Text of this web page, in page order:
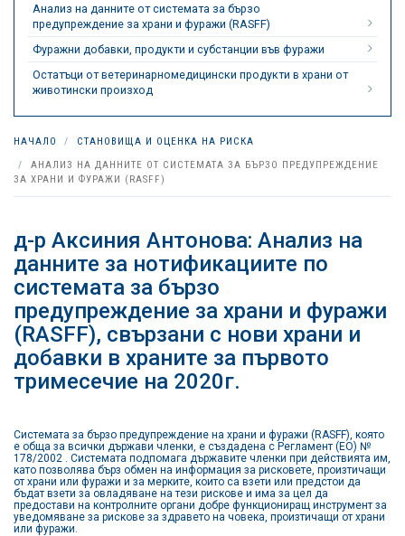
Анализ на данните от системата за бързо
предупреждение за храни и фуражи (RASFF)
Фуражни добавки, продукти и субстанции във фуражи
Остатъци от ветеринарномедицински продукти в храни от
животински произход
НАЧАЛО
СТАНОВИЩА И ОЦЕНКА НА РИСКА
АНАЛИЗ НА ДАННИТЕ ОТ СИСТЕМАТА ЗА БЪРЗО ПРЕДУПРЕЖДЕНИЕ
ЗА ХРАНИ И ФУРАЖИ (RASFF)
д-р Аксиния Антонова: Анализ на
данните за нотификациите по
системата за бързо
предупреждение за храни и фуражи
(RASFF), свързани с нови храни и
добавки в храните за първото
тримесечие на 2020г.
Системата за бързо предупреждение на храни и фуражи (RASFF), която
е обща за всички държави членки, e създадена с Регламент (ЕО) №
178/2002 . Системата подпомага държавите членки при действията им,
като позволява бърз обмен на информация за рисковете, произтичащи
от храни или фуражи и за мерките, които са взети или предстои да
бъдат взети за овладяване на тези рискове и има за цел да
предостави на контролните органи добре функциониращ инструмент за
уведомяване за рискове за здравето на човека, произтичащи от храни
или фуражи.